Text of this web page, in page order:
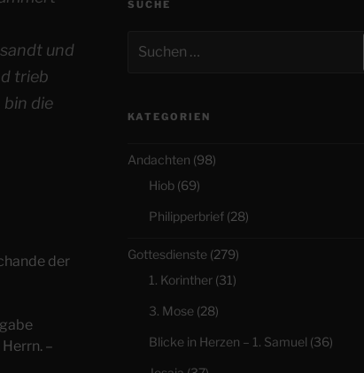
und
trieb
bin die
der
–
SUCHE
nach:
KATEGORIEN
Andachten (98)
Hiob(69)
Philipperbrief(28)
Gottesdienste(279)
1. Korinther(31)
3. Mose(28)
Blicke in Herzen – 1. Samuel (36)